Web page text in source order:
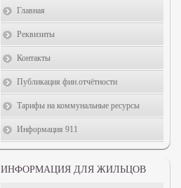
Главная
Реквизиты
Контакты
Публикация фин.отчётности
Тарифы на коммунальные ресурсы
Информация 911
ИНФОРМАЦИЯ ДЛЯ ЖИЛЬЦОВ